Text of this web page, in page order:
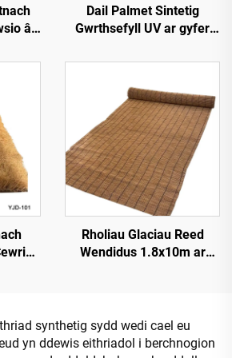
â
Tân
Dail Palmet Sintetig
Gwrthsefyll UV ar gyfer
Rholiau Glaciau Reed
Wendidus 1.8x10m ar
synthetig sydd wedi cael eu
yn ddewis eithriadol i berchnogion